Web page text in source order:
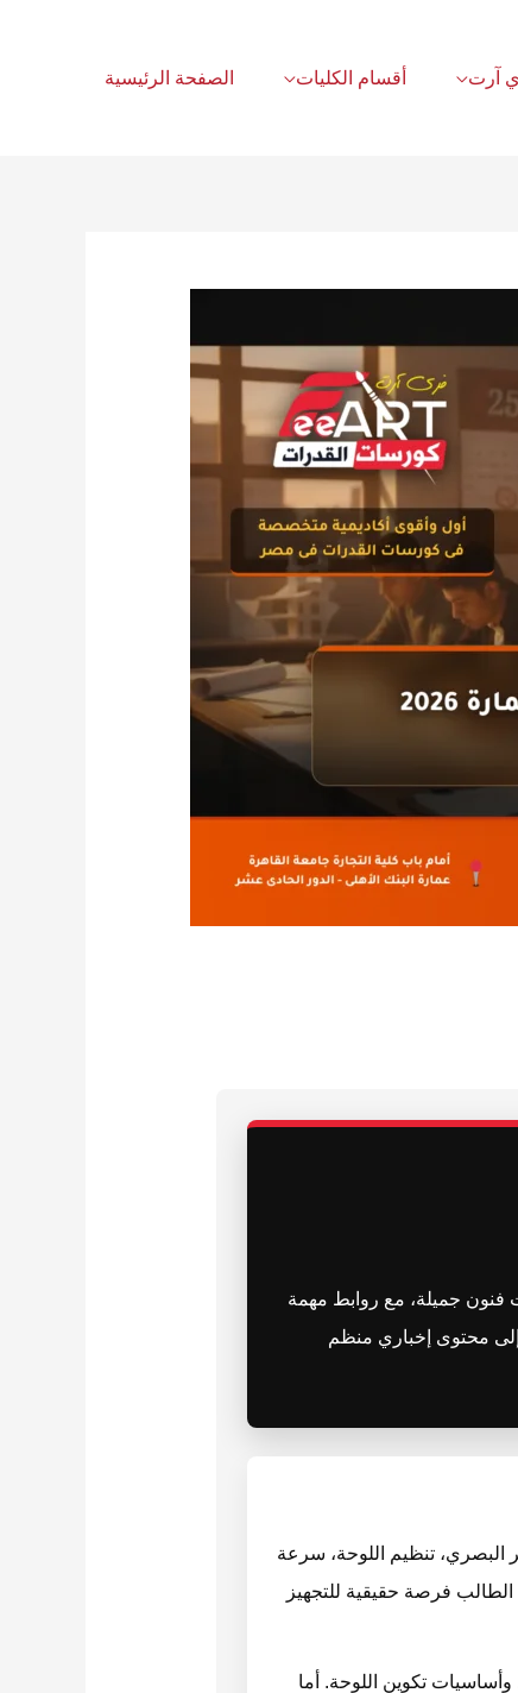
أقسام الكليات الصفحة الرئيسية
فنون جميلة، مع روابط مهمة
محتوى إخباري منظم
البصري، تنظيم اللوحة، سرعة
فرصة حقيقية للتجهيز
تكوين اللوحة. أما